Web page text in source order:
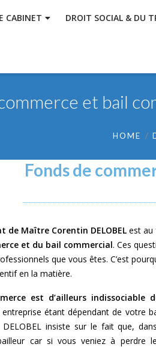
CABINET DROIT SOCIAL & DU
et bail
HOME
Fonds de
de Maître Corentin DELOBEL est au
et du bail commercial. Ces
que vous êtes. C’est
en la matière.
est d’ailleurs indissociable
étant dépendant de votre
insiste sur le fait que,
car si vous veniez à